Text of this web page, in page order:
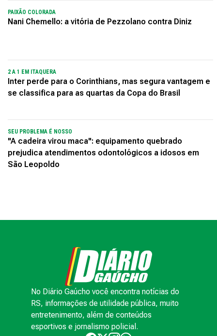
PAIXÃO COLORADA
Nani Chemello: a vitória de Pezzolano contra Diniz
2 A 1 EM ITAQUERA
Inter perde para o Corinthians, mas segura vantagem e
se classifica para as quartas da Copa do Brasil
SEU PROBLEMA É NOSSO
"A cadeira virou maca": equipamento quebrado
prejudica atendimentos odontológicos a idosos em
São Leopoldo
No Diário Gaúcho você encontra notícias do
RS, informações de utilidade pública, muito
entretenimento, além de conteúdos
esportivos e jornalismo policial.